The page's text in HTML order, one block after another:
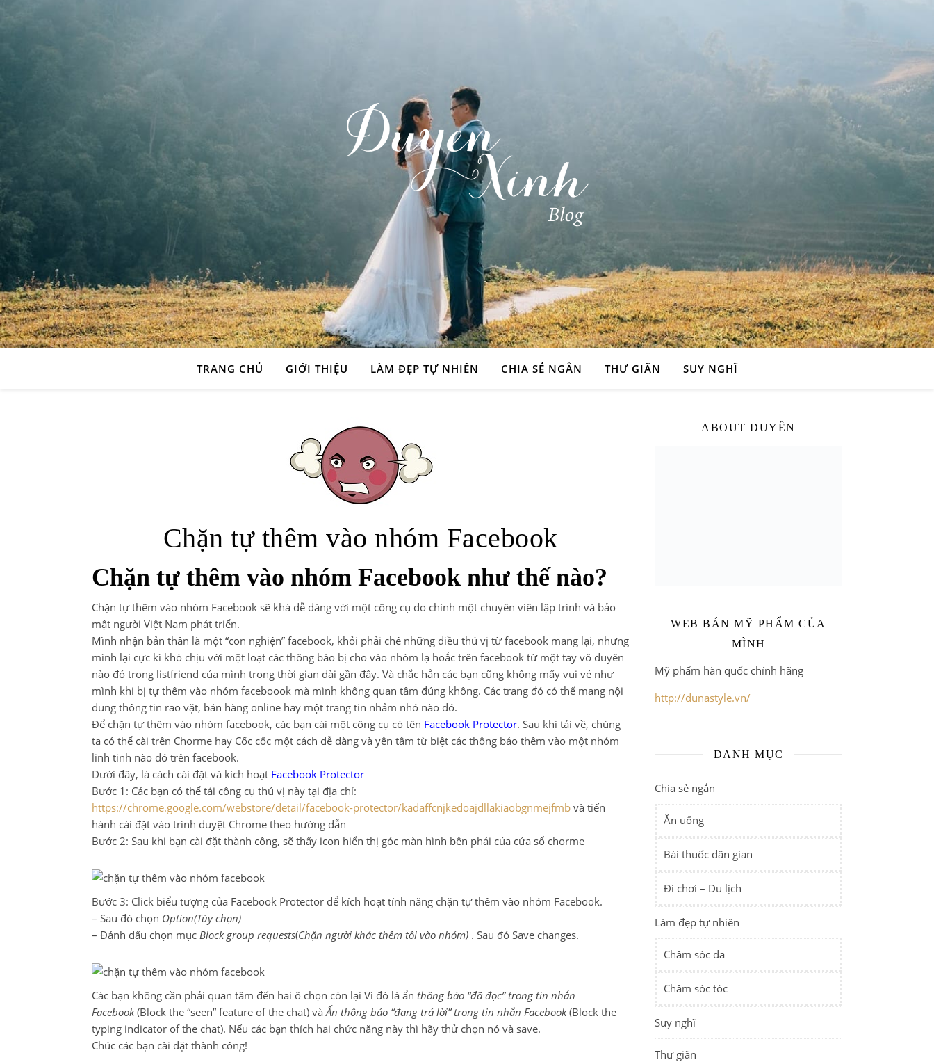
TRANG CHỦ GIỚI THIỆU LÀM ĐẸP TỰ NHIÊN CHIA SẺ NGẮN THƯ GIÃN SUY NGHĨ
Chặn tự thêm vào nhóm Facebook
Chặn tự thêm vào nhóm Facebook như thế nào?
Chặn tự thêm vào nhóm Facebook sẽ khá dễ dàng với một công cụ do chính một chuyên viên lập trình và bảo
mật người Việt Nam phát triển.
Mình nhận bản thân là một “con nghiện” facebook, khỏi phải chê những điều thú vị từ facebook mang lại, nhưng
mình lại cực kì khó chịu với một loạt các thông báo bị cho vào nhóm lạ hoắc trên facebook từ một tay vô duyên
nào đó trong listfriend của mình trong thời gian dài gần đây. Và chắc hẳn các bạn cũng không mấy vui vẻ như
mình khi bị tự thêm vào nhóm faceboook mà mình không quan tâm đúng không. Các trang đó có thể mang nội
dung thông tin rao vặt, bán hàng online hay một trang tin nhảm nhó nào đó.
Để chặn tự thêm vào nhóm facebook, các bạn cài một công cụ có tên Facebook Protector. Sau khi tải về, chúng
ta có thể cài trên Chorme hay Cốc cốc một cách dễ dàng và yên tâm từ biệt các thông báo thêm vào một nhóm
linh tinh nào đó trên facebook.
Dưới đây, là cách cài đặt và kích hoạt Facebook Protector
Bước 1: Các bạn có thể tải công cụ thú vị này tại địa chỉ:
https://chrome.google.com/webstore/detail/facebook-protector/kadaffcnjkedoajdllakiaobgnmejfmb và tiến
hành cài đặt vào trình duyệt Chrome theo hướng dẫn
Bước 2: Sau khi bạn cài đặt thành công, sẽ thấy icon hiển thị góc màn hình bên phải của cửa sổ chorme
Bước 3: Click biểu tượng của Facebook Protector dể kích hoạt tính năng chặn tự thêm vào nhóm Facebook.
– Sau đó chọn Option(Tùy chọn)
– Đánh dấu chọn mục Block group requests(Chặn người khác thêm tôi vào nhóm) . Sau đó Save changes.
Các bạn không cần phải quan tâm đến hai ô chọn còn lại Vì đó là ẩn thông báo “đã đọc” trong tin nhắn
Facebook(Block the “seen” feature of the chat) vàẨn thông báo “đang trả lời” trong tin nhắn Facebook(Block the
typing indicator of the chat). Nếu các bạn thích hai chức năng này thì hãy thử chọn nó và save.
Chúc các bạn cài đặt thành công!
ABOUT DUYÊN
WEB BÁN MỸ PHẨM CỦA
MÌNH
Mỹ phẩm hàn quốc chính hãng
http://dunastyle.vn/
DANH MỤC
Chia sẻ ngắn
Ăn uống
Bài thuốc dân gian
Đi chơi – Du lịch
Làm đẹp tự nhiên
Chăm sóc da
Chăm sóc tóc
Suy nghĩ
Thư giãn